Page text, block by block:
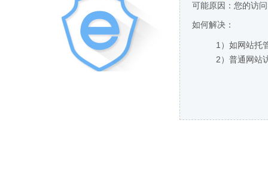
可能原因：您的访
如何解决：
1）如网站托
2）普通网站